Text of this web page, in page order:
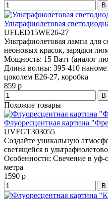
В
Ультрафиолетовая
UFLED15WE26-27
Ультрафиолетовая лампа для
неоновых красок, зарядки
Мощность: 15 Ватт (аналог
Длина волны: 395-410
цоколем E26-27, коробка
859 р
В
Похожие товары
Флуоресцентная картина
UVFGT303055
Создайте уникальную
светящейся в
Особенности: Свечение в уф-
метра
1590 р
В